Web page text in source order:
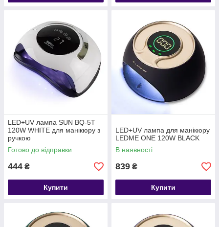
LED+UV лампа SUN BQ-5T
120W WHITE для манікюру з
ручкою
Готово до відправки
444 ₴
Купити
LED+UV лампа для манікюру
LEDME ONE 120W BLACK
В наявності
839 ₴
Купити